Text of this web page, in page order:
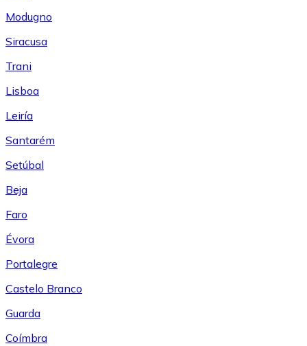
Modugno
Siracusa
Trani
Lisboa
Leiría
Santarém
Setúbal
Beja
Faro
Évora
Portalegre
Castelo Branco
Guarda
Coímbra